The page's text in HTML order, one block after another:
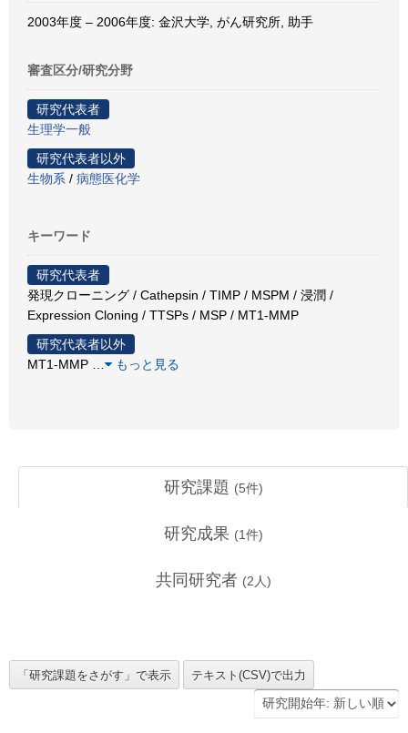
2003年度 – 2006年度: 金沢大学, がん研究所, 助手
審査区分/研究分野
研究代表者
生理学一般
研究代表者以外
生物系 / 病態医化学
キーワード
研究代表者
発現クローニング / Cathepsin / TIMP / MSPM / 浸潤 /
Expression Cloning / TTSPs / MSP / MT1-MMP
研究代表者以外
MT1-MMP
もっと見る
研究課題 (5件)
研究成果 (1件)
共同研究者 (2 人)